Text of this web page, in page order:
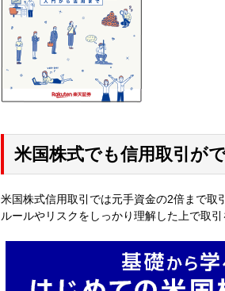
米国株式でも信用取引が
米国株式信用取引では元手資金の2倍まで取
ルールやリスクをしっかり理解した上で取